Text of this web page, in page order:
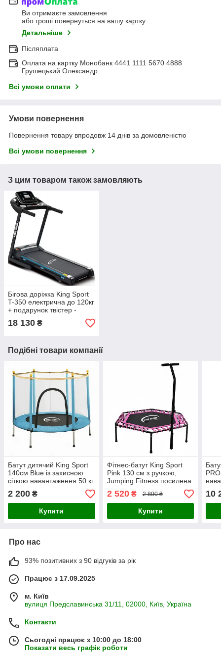
Ви отримаєте замовлення
або гроші повернуться на вашу картку
Детальніше
Післяплата
Оплата на картку Монобанк 4441 1111 5670 4888
Грушецький Олександр
Всі умови оплати
Умови повернення
Повернення товару впродовж 14 днів за домовленістю
Всі умови повернення
З цим товаром також замовляють
Бігова доріжка King Sport
T-350 електрична до 120кг
+ подарунок твістер -
фітнес диск поворотний
18 130 ₴
Подібні товари компанії
Батут дитячий King Sport
140см Blue із захисною
сіткою навантаження 50 кг
2 200 ₴
Купити
Фітнес-батут King Sport
Pink 130 см з ручкою,
Jumping Fitness посилена
амортизатори для
тренувань
2 520₴ 2 800 ₴
Купити
10
Про нас
93% позитивних з 90 відгуків за рік
Працює з 17.09.2025
м. Київ
вулиця Предславинська 31/11, 02000, Київ, Україна
Контакти
Сьогодні працює з 10:00 до 18:00
Показати весь графік роботи